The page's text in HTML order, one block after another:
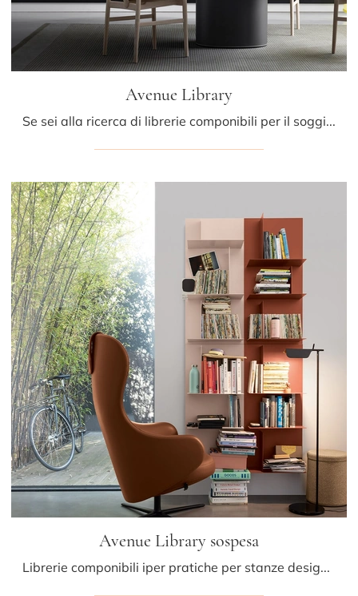
Avenue Library
Se sei alla ricerca di librerie componibili per il soggiorno, clicca e scopri le nostre soluzioni design: il modello Avenue Library Kristalia ti sta ...
Avenue Library sospesa
Librerie componibili iper pratiche per stanze design: ottieni informazioni sul modello Avenue Library sospesa della marca Kristalia!